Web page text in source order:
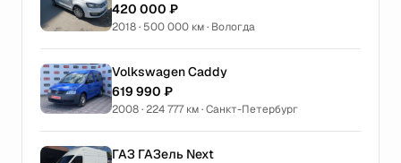
420 000 ₽
2018 · 500 000 км · Вологда
Volkswagen Caddy
619 990 ₽
2008 · 224 777 км · Санкт-Петербург
ГАЗ ГАЗель Next